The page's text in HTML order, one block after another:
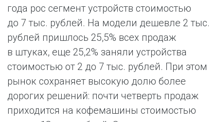
года рос сегмент устройств стоимостью
до 7 тыс. рублей. На модели дешевле 2 тыс.
рублей пришлось 25,5% всех продаж
в штуках, еще 25,2% заняли устройства
стоимостью от 2 до 7 тыс. рублей. При этом
рынок сохраняет высокую долю более
дорогих решений: почти четверть продаж
приходится на кофемашины стоимостью